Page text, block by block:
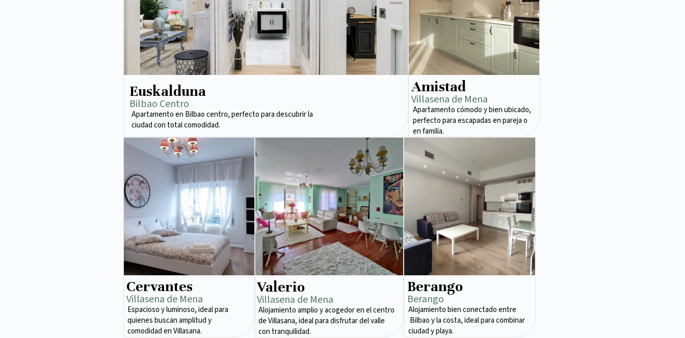
Euskalduna
Bilbao Centro
Apartamento en Bilbao centro, perfecto para descubrir la
ciudad con total comodidad.
Amistad
Villasena de Mena
Apartamento cómodo y bien ubicado,
perfecto para escapadas en pareja o
en familia.
Cervantes
Villasena de Mena​
Espacioso y luminoso, ideal para
quienes buscan amplitud y
comodidad en Villasana.
Valerio
Villasena de Mena​
Alojamiento amplio y acogedor en el centro
de Villasana, ideal para disfrutar del valle
con tranquilidad.
Berango
Berango
Alojamiento bien conectado entre
Bilbao y la costa, ideal para combinar
ciudad y playa.